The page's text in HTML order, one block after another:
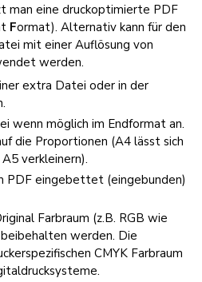
man eine druckoptimierte PDF
Format). Alternativ kann für den
mit einer Auflösung von
werden.
extra Datei oder in der
wenn möglich im Endformat an.
die Proportionen (A4 lässt sich
verkleinern).
PDF eingebettet (eingebunden)
Farbraum (z.B. RGB wie
werden. Die
CMYK Farbraum